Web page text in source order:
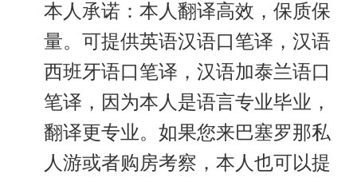
本人承诺：本人翻译高效，保质保
量。可提供英语汉语口笔译，汉语
西班牙语口笔译，汉语加泰兰语口
笔译，因为本人是语言专业毕业，
翻译更专业。如果您来巴塞罗那私
人游或者购房考察，本人也可以提